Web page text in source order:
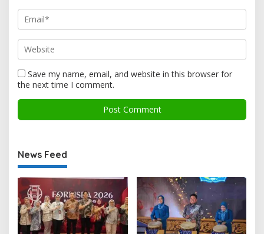
Save my name, email, and website in this browser for
the next time I comment.
News Feed